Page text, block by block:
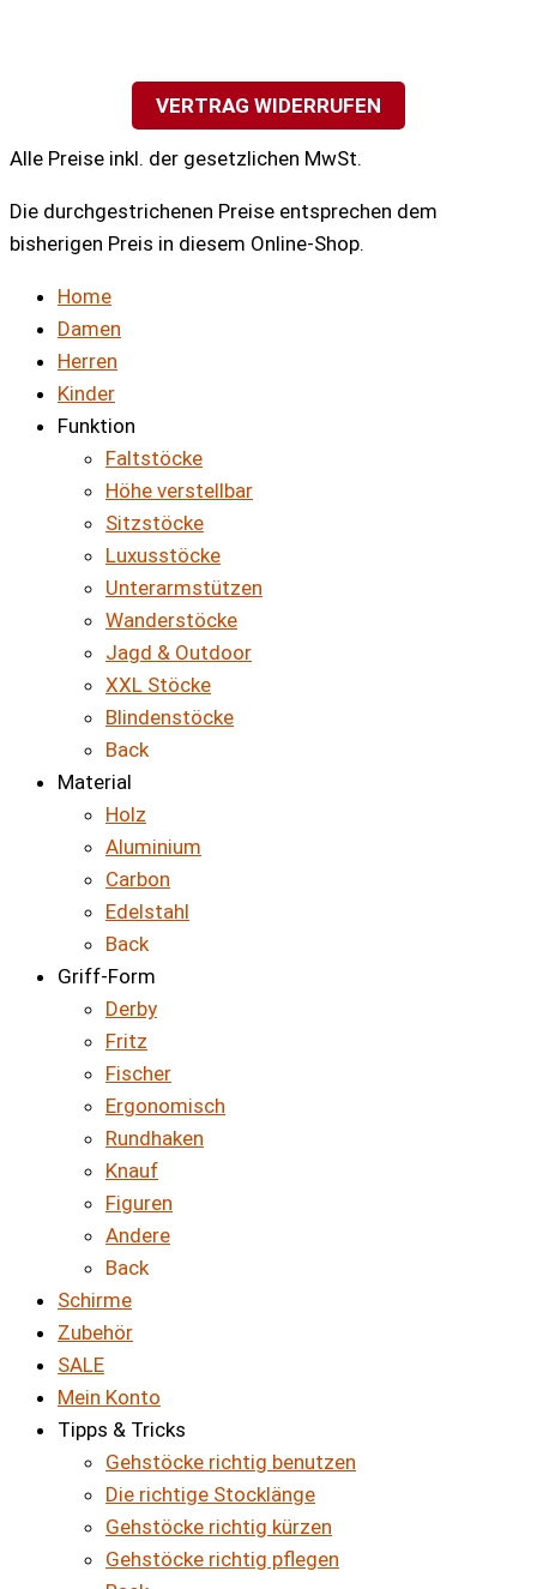
VERTRAG WIDERRUFEN
Alle Preise inkl. der gesetzlichen MwSt.
Die durchgestrichenen Preise entsprechen dem
bisherigen Preis in diesem Online-Shop.
Home
Damen
Herren
Kinder
Funktion
Faltstöcke
Höhe verstellbar
Sitzstöcke
Luxusstöcke
Unterarmstützen
Wanderstöcke
Jagd & Outdoor
XXL Stöcke
Blindenstöcke
Back
Material
Holz
Aluminium
Carbon
Edelstahl
Back
Griff-Form
Derby
Fritz
Fischer
Ergonomisch
Rundhaken
Knauf
Figuren
Andere
Back
Schirme
Zubehör
SALE
Mein Konto
Tipps & Tricks
Gehstöcke richtig benutzen
Die richtige Stocklänge
Gehstöcke richtig kürzen
Gehstöcke richtig pflegen